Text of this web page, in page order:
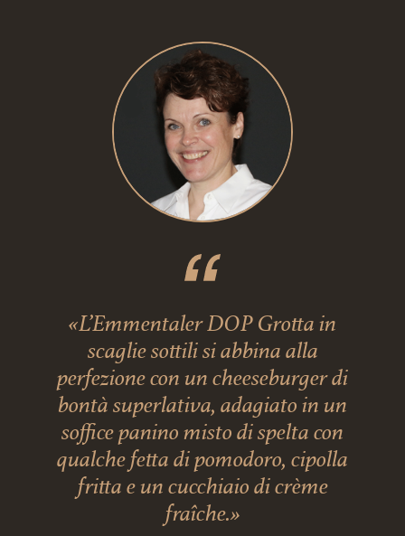
«L’Emmentaler DOP Grotta in
scaglie sottili si abbina alla
perfezione con un cheeseburger di
bontà superlativa, adagiato in un
soffice panino misto di spelta con
qualche fetta di pomodoro, cipolla
fritta e un cucchiaio di crème
fraîche.»